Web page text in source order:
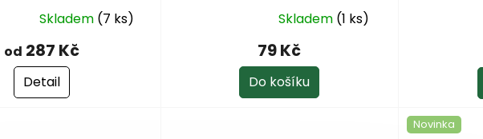
Skladem (7 ks)
od 287 Kč
Detail
Skladem (1 ks)
79 Kč
Do košíku
5Novinka